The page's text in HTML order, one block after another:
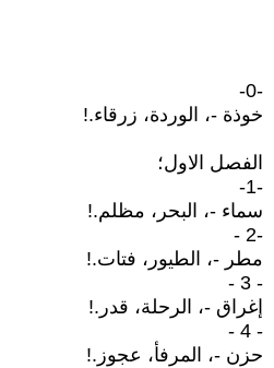
-0-
خوذة -، الوردة، زرقاء.!
الفصل الاول؛
-1-
سماء -، البحر، مظلم.!
-2 -
مطر -، الطيور، فتات.!
- 3 -
إغراق -، الرحلة، قدر.!
- 4 -
حزن -، المرفأ، عجوز.!